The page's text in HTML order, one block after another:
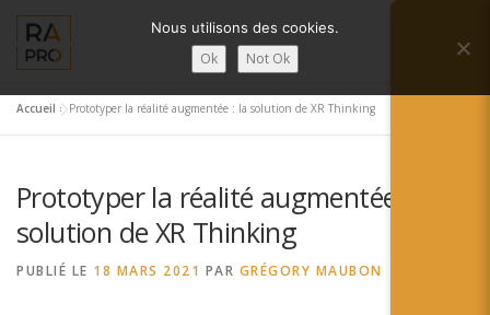
contenu
Menu
SERVICES RA’PRO ACTUALITÉ DE LA RA
Accueil »Prototyper la réalité augmentée : la solution de XR Thinking
Prototyper la réalité augmentée : la
solution de XR Thinking
PUBLIÉ LE 18 MARS 2021 PAR GRÉGORY MAUBON
Nous utilisons des cookies.
Ok Not Ok